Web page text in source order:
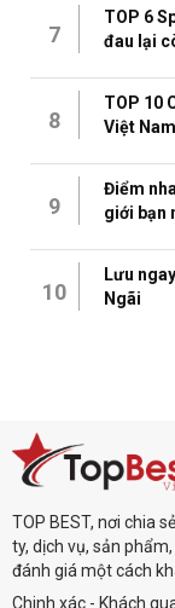
7
TOP 6
đau lại
8
TOP 10
Việt
9
Điểm
giới bạn
10
Lưu
Ngãi
TOP BEST, nơi chia
ty, dịch vụ, sản
đánh giá một cách
Chinh xác - Khách